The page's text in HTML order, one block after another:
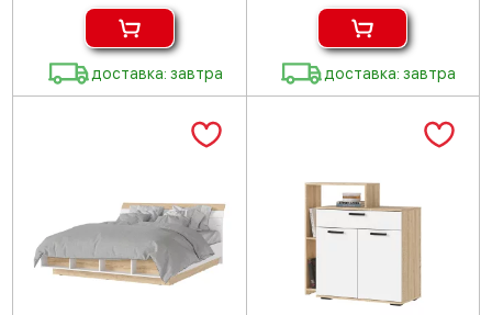
доставка: завтра доставка: завтра